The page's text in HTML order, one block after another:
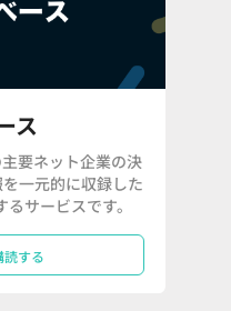
ス
要ネット企業の決
一元的に収録した
サービスです。
する